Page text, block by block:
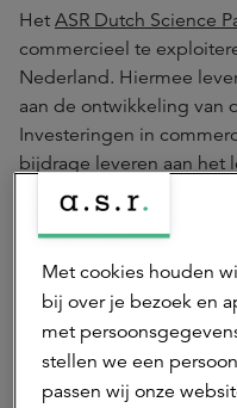
Het ASR Dutch Science
commercieel te
Nederland. Hiermee
aan de ontwikkeling van
Investeringen in
bijdrage leveren aan het
parks. Daarnaast biedt
producten en diensten
profiteert. Het ASR
institutionele beleggers.
investor.
Met cookies houden
bij over je bezoek en
met
stellen we een
passen wij onze